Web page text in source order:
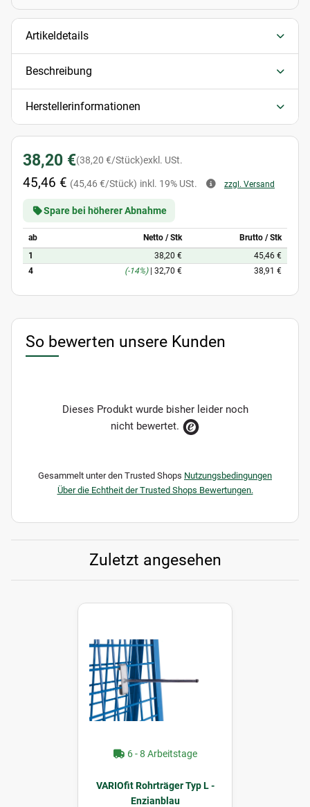
Artikeldetails
Beschreibung
Herstellerinformationen
38,20 €(38,20 €/Stück)exkl. USt.
45,46 € (45,46 €/Stück) inkl. 19% USt. zzgl. Versand
Spare bei höherer Abnahme
ab Netto / Stk
Brutto / Stk
1
38,20 €
45,46 €
4
(-14%) 32,70 € 38,91 €
So bewerten unsere Kunden
Dieses Produkt wurde bisher leider noch
nicht bewertet.
Gesammelt unter den Trusted Shops Nutzungsbedingungen
Über die Echtheit der Trusted Shops Bewertungen.
Zuletzt angesehen
6 - 8 Arbeitstage
VARIOfit Rohrträger Typ L -
Enzianblau